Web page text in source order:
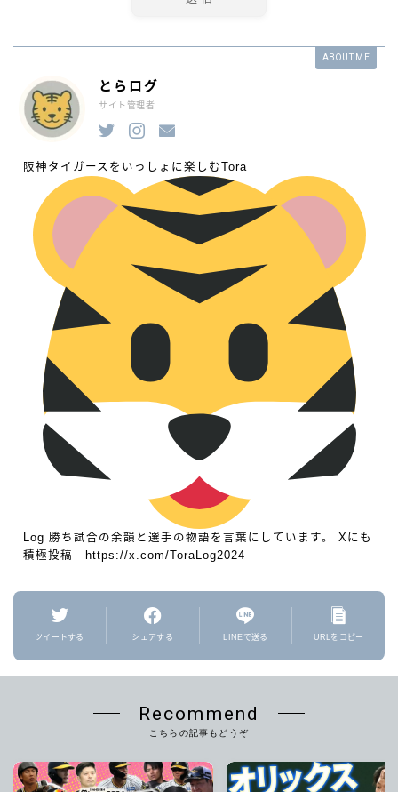
ABOUT ME
とらログ
サイト管理者
阪神タイガースをいっしょに楽しむTora
Log 勝ち試合の余韻と選手の物語を言葉にしています。 Xにも
積極投稿 https://x.com/ToraLog2024
ツイートする シェアする LINEで送る URLをコピー
Recommend
こちらの記事もどうぞ